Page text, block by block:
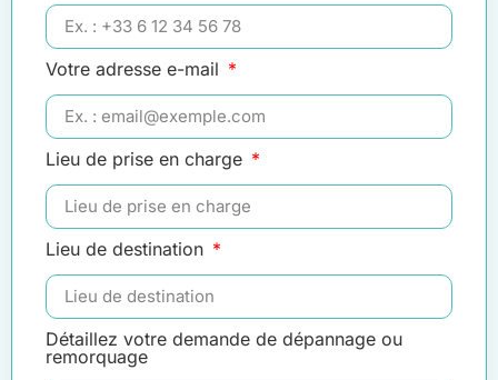
Votre adresse e-mail
Lieu de prise en charge
Lieu de destination
Détaillez votre demande de dépannage ou
remorquage